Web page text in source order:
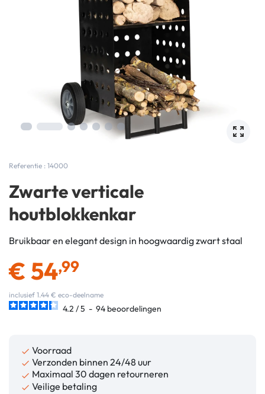
Referentie : 14000
Zwarte verticale
houtblokkenkar
Bruikbaar en elegant design in hoogwaardig zwart staal
€ 54,99
inclusief 1.44 € eco-deelname
4.2 /5 - 94 beoordelingen
 Voorraad
 Verzonden binnen 24/48 uur
 Maximaal 30 dagen retourneren
 Veilige betaling